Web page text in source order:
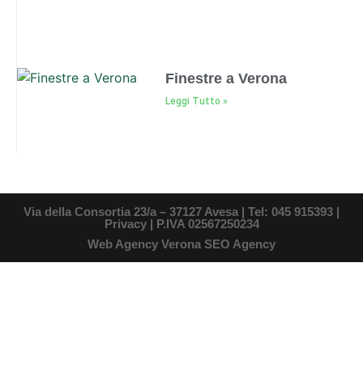
Finestre a Verona
Leggi Tutto »
Via della Consortia 23/a – 37127 Avesa | Tel: 045 915393 |
Privacy| P.IVA 02567250234
Web Agency Verona SEO Agency